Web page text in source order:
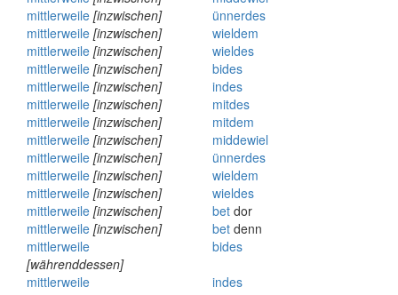
mittlerweile [inzwischen]
ünnerdes
mittlerweile [inzwischen]
wieldem
mittlerweile [inzwischen]
wieldes
mittlerweile [inzwischen]
bides
mittlerweile [inzwischen]
indes
mittlerweile [inzwischen]
mitdes
mittlerweile [inzwischen]
mitdem
mittlerweile [inzwischen]
middewiel
mittlerweile [inzwischen]
ünnerdes
mittlerweile [inzwischen]
wieldem
mittlerweile [inzwischen]
wieldes
mittlerweile [inzwischen] bet dor
mittlerweile [inzwischen] bet denn
mittlerweile
[währenddessen]
bides
mittlerweile
indes